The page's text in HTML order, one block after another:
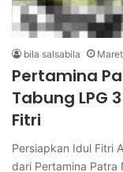
bila salsabila
Pertamina
Tabung LPG
Fitri
Persiapkan Idul Fitri
dari Pertamina